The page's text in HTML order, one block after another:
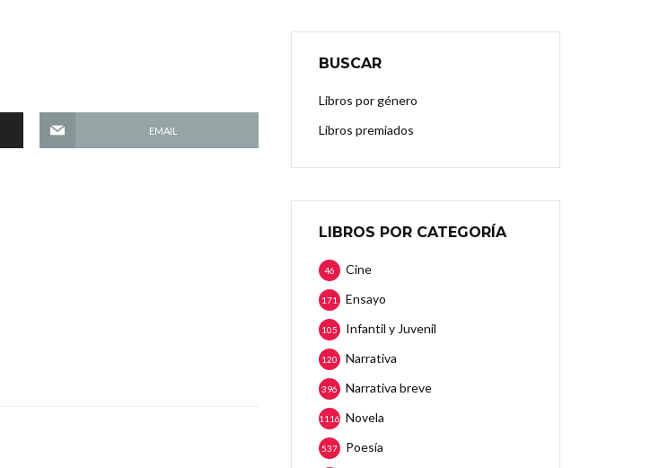
EMAIL
BUSCAR
Libros por género
Libros premiados
LIBROS POR CATEGORÍA
Cine
46
Ensayo
171
Infantil y Juvenil
105
Narrativa
120
Narrativa breve
396
Novela
1116
Poesía
537